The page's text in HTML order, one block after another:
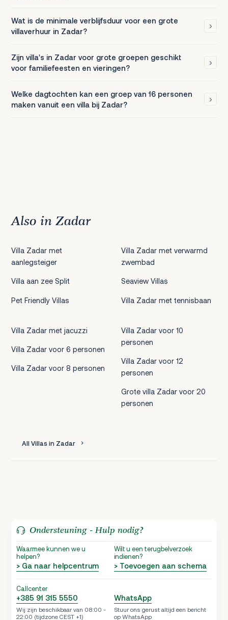
Wat is de minimale verblijfsduur voor een grote
villaverhuur in Zadar?
Zijn villa's in Zadar voor grote groepen geschikt
voor familiefeesten en vieringen?
Welke dagtochten kan een groep van 16 personen
maken vanuit een villa bij Zadar?
Also in Zadar
Villa Zadar met
aanlegsteiger
Villa aan zee Split
Pet Friendly Villas
Villa Zadar met verwarmd
zwembad
Seaview Villas
Villa Zadar met tennisbaan
Villa Zadar met jacuzzi
Villa Zadar voor 6 personen
Villa Zadar voor 8 personen
Villa Zadar voor 10
personen
Villa Zadar voor 12
personen
Grote villa Zadar voor 20
personen
All Villas in Zadar
Ondersteuning - Hulp nodig?
Waarmee kunnen we u
helpen?
> Ga naar helpcentrum
Wilt u een terugbelverzoek
indienen?
> Toevoegen aan schema
Callcenter
+385 91 315 5550
Wij zijn beschikbaar van 08:00 -
22:00 (tijdzone CEST +1)
WhatsApp
Stuur ons gerust altijd een bericht
op WhatsApp